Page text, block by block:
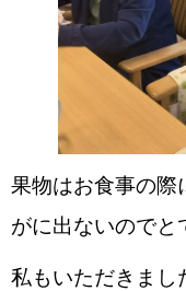
果物はお食事の際
がに出ないので
私もいただきまし